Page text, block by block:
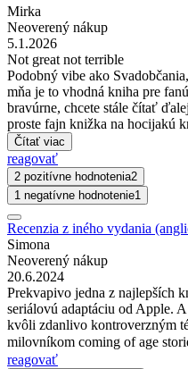
Mirka
Neoverený nákup
5.1.2026
Not great not terrible
Podobný vibe ako
mňa je to vhodná kniha pre
bravúrne, chcete stále čítať
proste fajn knižka na hocijakú
Čítať viac
reagovať
2 pozitívne hodnotenia2
1 negatívne hodnotenie1
Recenzia z iného vydania
Simona
Neoverený nákup
20.6.2024
Prekvapivo jedna z najlepších
seriálovú adaptáciu od Apple.
kvôli zdanlivo kontroverzným
milovníkom coming of age
reagovať